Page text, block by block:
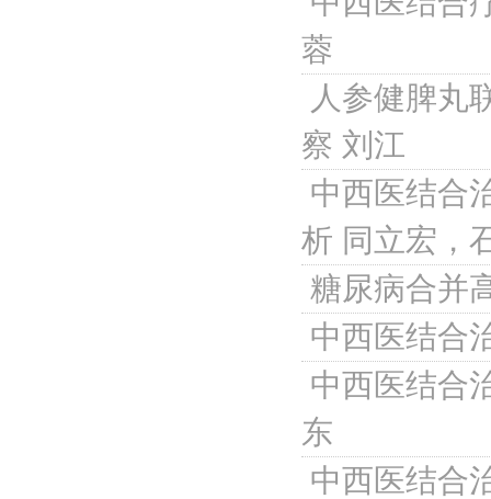
蓉
人参健脾丸
察 刘江
中西医结合
析 同立宏，
糖尿病合并
中西医结合
中西医结合
东
中西医结合